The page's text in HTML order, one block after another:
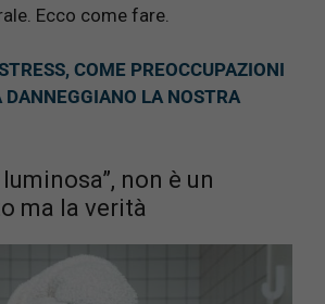
Ecco come fare.
COME PREOCCUPAZIONI
DANNEGGIANO LA NOSTRA
non è un
ma la verità